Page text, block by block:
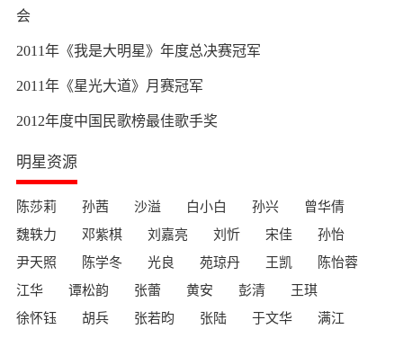
会
2011年《我是大明星》年度总决赛冠军
2011年《星光大道》月赛冠军
2012年度中国民歌榜最佳歌手奖
明星资源
陈莎莉 孙茜 沙溢 白小白 孙兴
曾华倩
魏轶力
邓紫棋 刘嘉亮 刘忻 宋佳
孙怡
尹天照
陈学冬 光良 苑琼丹 王凯
陈怡蓉
江华
谭松韵 张蕾 黄安 彭清
王琪
徐怀钰
胡兵 张若昀 张陆 于文华
满江